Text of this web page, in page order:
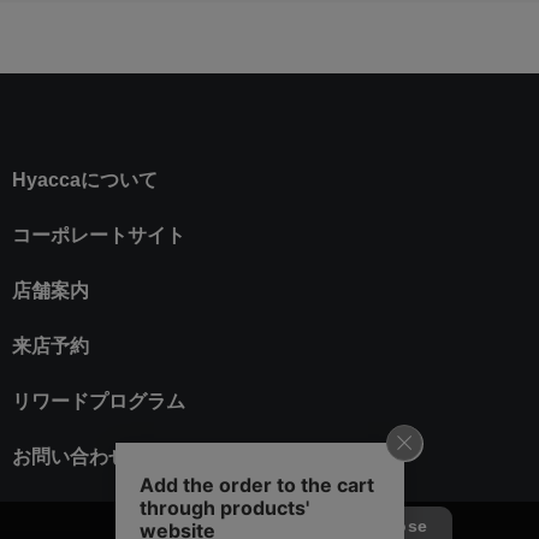
Hyaccaについて
コーポレートサイト
店舗案内
来店予約
リワードプログラム
お問い合わせ